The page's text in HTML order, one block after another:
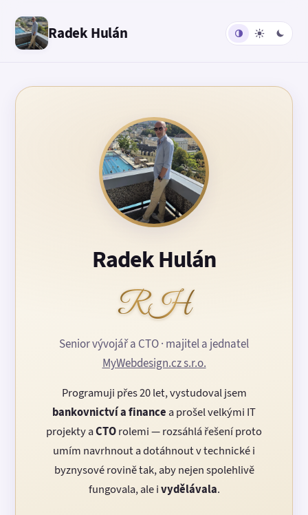
Radek Hulán
Radek Hulán
RH
Senior vývojář a CTO · majitel a jednatel
MyWebdesign.cz s.r.o.
Programuji přes 20 let, vystudoval jsem
bankovnictví a finance a prošel velkými IT
projekty aCTOrolemi — rozsáhlá řešení proto
umím navrhnout a dotáhnout v technické i
byznysové rovině tak, aby nejen spolehlivě
fungovala, ale ivydělávala.